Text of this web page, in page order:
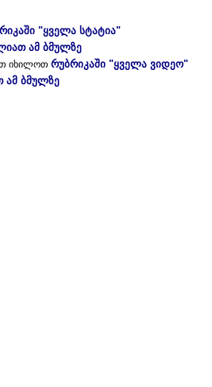
"ყველა სტატია"
ამ ბმულზე
იხილოთ რუბრიკაში "ყველა ვიდეო"
ამ ბმულზე